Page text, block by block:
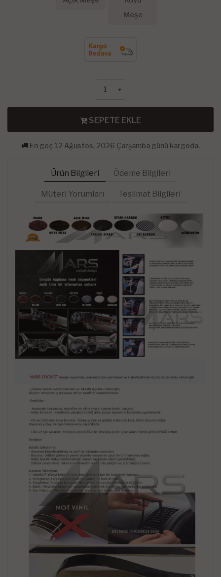
Meşe
SEPETE EKLE
En geç 12 Ağustos, 2026 Çarşamba günü kargoda.
Ürün Bilgileri Ödeme Bilgileri
Müteri Yorumları Teslimat Bilgileri